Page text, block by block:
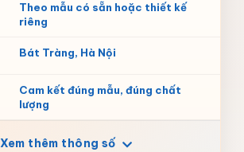
Theo mẫu có sẵn hoặc thiết kế
riêng
Bát Tràng, Hà Nội
Cam kết đúng mẫu, đúng chất
lượng
Xem thêm thông số